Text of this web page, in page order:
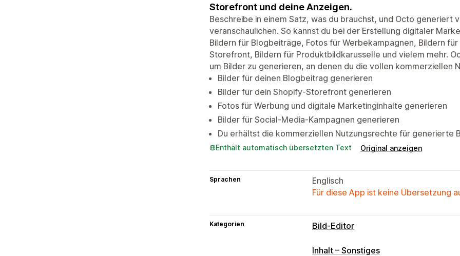
Storefront und deine Anzeigen.
Beschreibe in einem Satz, was du brauchst, und Octo generiert
veranschaulichen. So kannst du bei der Erstellung digitaler
Bildern für Blogbeiträge, Fotos für Werbekampagnen, Bildern
Storefront, Bildern für Produktbildkarusselle und vielem mehr.
um Bilder zu generieren, an denen du die vollen kommerziellen
Bilder für deinen Blogbeitrag generieren
Bilder für dein Shopify-Storefront generieren
Fotos für Werbung und digitale Marketinginhalte generieren
Bilder für Social-Media-Kampagnen generieren
Du erhältst die kommerziellen Nutzungsrechte für generierte
Enthält automatisch übersetzten Text Original anzeigen
Sprachen
Englisch
Für diese App ist keine Übersetzung
Kategorien Bild-Editor
Bildoptimierung
Inhalt – Sonstiges